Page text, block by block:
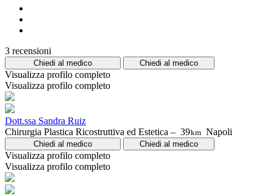
3 recensioni
Chiedi al medico Chiedi al medico
Visualizza profilo completo
Visualizza profilo completo
Dott.ssa Sandra Ruiz
Chirurgia Plastica Ricostruttiva ed Estetica – 39km Napoli
Chiedi al medico Chiedi al medico
Visualizza profilo completo
Visualizza profilo completo